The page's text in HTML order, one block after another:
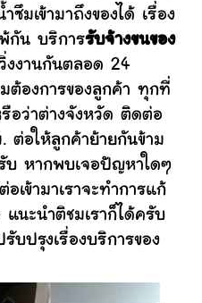
ซึมเข้ามาถึงของได้ เรื่อง
กัน บริการรับจ้างขนของ
วิ่งงานกันตลอด 24
ต้องการของลูกค้า ทุกที่
รือว่าต่างจังหวัด ติดต่อ
ต่อให้ลูกค้าย้ายกันข้าม
บ หากพบเจอปัญหาใดๆ
เข้ามาเราจะทำการแก้
นะนำติชมเราก็ได้ครับ
บปรุงเรื่องบริการของ